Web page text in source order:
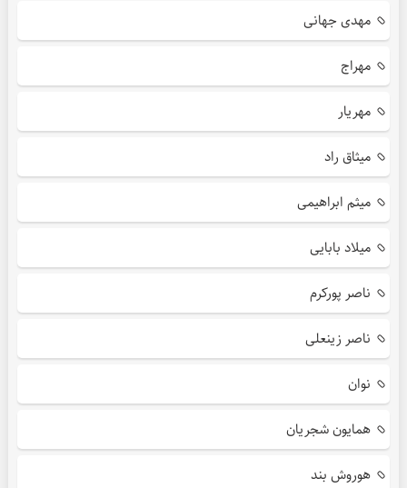
مهدی جهانی
مهراج
مهریار
میثاق راد
میثم ابراهیمی
میلاد بابایی
ناصر پورکرم
ناصر زینعلی
نوان
همایون شجریان
هوروش بند